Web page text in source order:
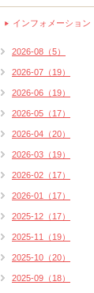
インフォメーション
2026-08（5）
2026-07（19）
2026-06（19）
2026-05（17）
2026-04（20）
2026-03（19）
2026-02（17）
2026-01（17）
2025-12（17）
2025-11（19）
2025-10（20）
2025-09（18）